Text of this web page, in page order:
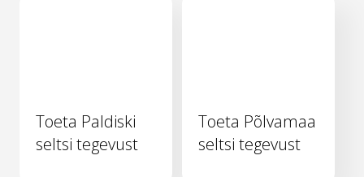
Toeta Paldiski
seltsi tegevust
Toeta Põlvamaa
seltsi tegevust